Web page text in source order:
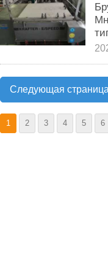
Следующая страница
1 2 3 4 5 6